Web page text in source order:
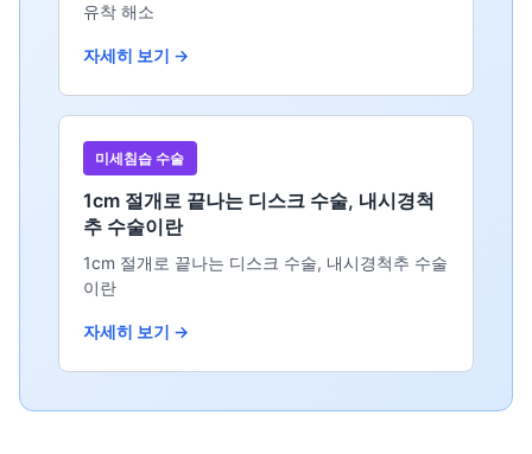
유착 해소
자세히 보기 →
미세침습 수술
1cm 절개로 끝나는 디스크 수술, 내시경척
추 수술이란
1cm 절개로 끝나는 디스크 수술, 내시경척추 수술
이란
자세히 보기 →